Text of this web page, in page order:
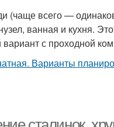
(чаще всего —
ванная и кухня.
с проходной